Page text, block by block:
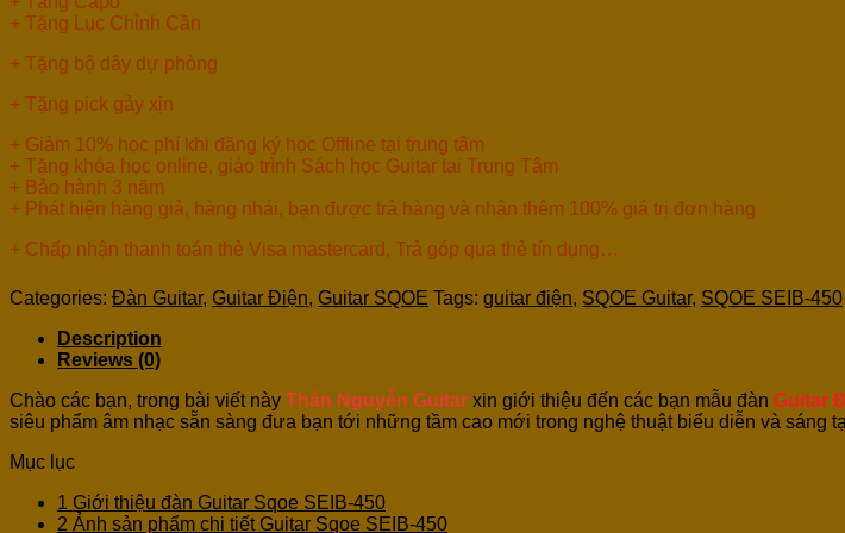
+ Tặng Lục Chỉnh Cần
+ Tặng bộ dây dự phòng
+ Tặng pick gảy xịn
+ Giảm 10% học phí khi đăng ký học Offline tại trung tâm
+ Tặng khóa học online, giáo trình Sách học Guitar tại Trung Tâm
+ Bảo hành 3 năm
+ Phát hiện hàng giả, hàng nhái, bạn được trả hàng và nhận thêm 100% giá trị đơn hàng
+ Chấp nhận thanh toán thẻ Visa mastercard, Trả góp qua thẻ tín dụng…
Categories: Đàn Guitar, Guitar Điện, Guitar SQOE Tags: guitar điện, SQOE Guitar, SQOE SEIB-450
Description
Reviews (0)
Chào các bạn, trong bài viết này Thân Nguyễn Guitar xin giới thiệu đến các bạn mẫu đàn Guitar
siêu phẩm âm nhạc sẵn sàng đưa bạn tới những tầm cao mới trong nghệ thuật biểu diễn và sáng
Mục lục
1 Giới thiệu đàn Guitar Sqoe SEIB-450
2 Ảnh sản phẩm chi tiết Guitar Sqoe SEIB-450